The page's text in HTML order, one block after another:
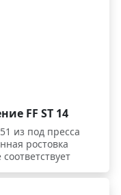
FF ST 14
из под пресса
ростовка
длина лыж
остальное